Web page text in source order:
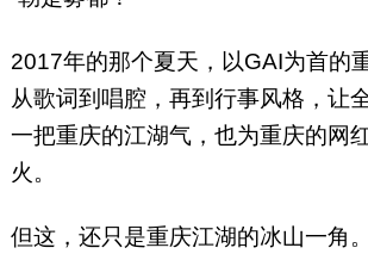
2017年的那个夏天，以GAI为首的
从歌词到唱腔，再到行事风格，让
一把重庆的江湖气，也为重庆的网
火。
但这，还只是重庆江湖的冰山一角。